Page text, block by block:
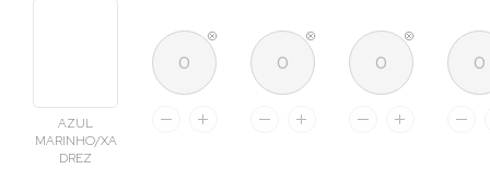
AZUL
MARINHO/XA
DREZ